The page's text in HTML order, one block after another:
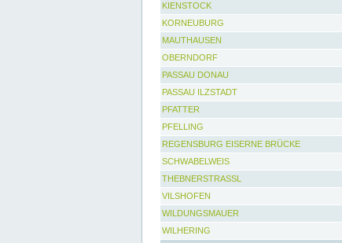
KIENSTOCK
KORNEUBURG
MAUTHAUSEN
OBERNDORF
PASSAU DONAU
PASSAU ILZSTADT
PFATTER
PFELLING
REGENSBURG EISERNE BRÜCKE
SCHWABELWEIS
THEBNERSTRASSL
VILSHOFEN
WILDUNGSMAUER
WILHERING